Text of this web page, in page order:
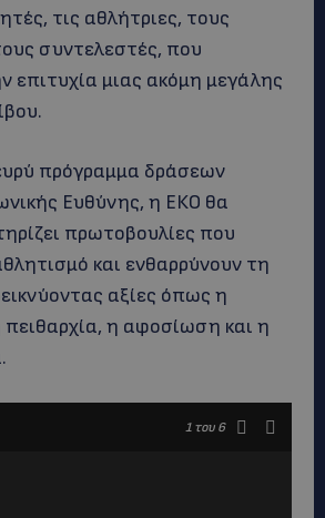
τις αθλήτριες, τους
συντελεστές, που
επιτυχία μιας ακόμη μεγάλης
πρόγραμμα δράσεων
Ευθύνης, η ΕΚΟ θα
πρωτοβουλίες που
και ενθαρρύνουν τη
αξίες όπως η
η αφοσίωση και η
1 του 6